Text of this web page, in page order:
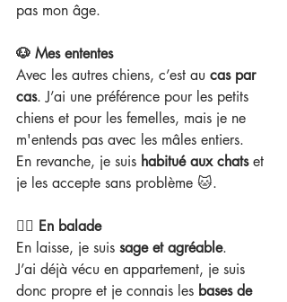
pas mon âge.
🐶 Mes ententes
Avec les autres chiens, c’est au cas par
cas. J’ai une préférence pour les petits
chiens et pour les femelles, mais je ne
m'entends pas avec les mâles entiers.
En revanche, je suis habitué aux chats et
je les accepte sans problème 🐱.
🚶‍♂️ En balade
En laisse, je suis sage et agréable.
J’ai déjà vécu en appartement, je suis
donc propre et je connais les bases de